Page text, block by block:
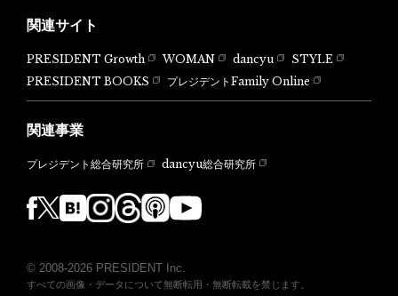
関連サイト
PRESIDENT Growth WOMAN dancyu
STYLE
PRESIDENT BOOKS
プレジデントFamily Online
関連事業
プレジデント総合研究所 dancyu総合研究所
© 2008-2026 PRESIDENT Inc.
すべての画像・データについて無断転用・無断転載を禁じます。